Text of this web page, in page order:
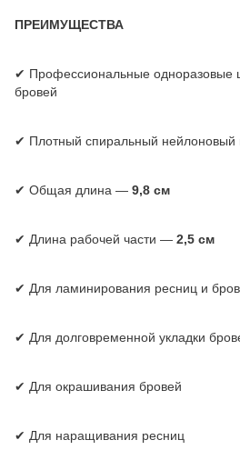
ПРЕИМУЩЕСТВА
✔ Профессиональные одноразовые
бровей
✔ Плотный спиральный нейлоновый
✔ Общая длина — 9,8 см
✔ Длина рабочей части — 2,5 см
✔ Для ламинирования ресниц и
✔ Для долговременной укладки
✔ Для окрашивания бровей
✔ Для наращивания ресниц